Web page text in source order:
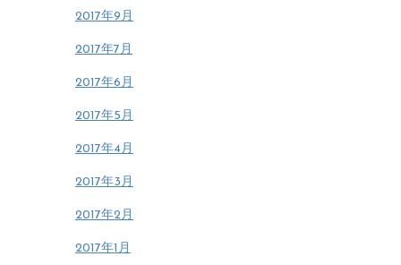
2017年9月
2017年7月
2017年6月
2017年5月
2017年4月
2017年3月
2017年2月
2017年1月